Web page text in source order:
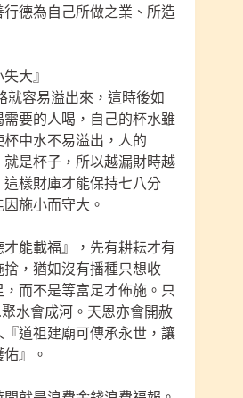
德為自己所做之業、所造
大』
就容易溢出來，這時後如
要的人喝，自己的杯水雖
中水不易溢出，人的
就是杯子，所以越漏財時越
樣財庫才能保持七八分
施小而守大。
能載福』，先有耕耘才有
，猶如沒有播種只想收
而不是等富足才佈施。只
水會成河。天恩亦會開赦
道祖建廟可傳承永世，讓
』。